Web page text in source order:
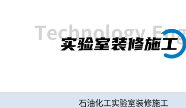
石油化工实验室装修施工